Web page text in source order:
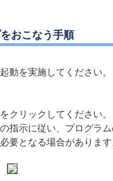
おこなう手順
動を実施してください。
クリックしてください。
示に従い、プログラ
要となる場合があります